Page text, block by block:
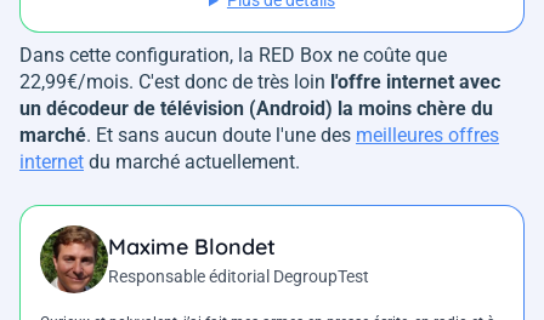
Dans cette configuration, la RED Box ne coûte que
22,99€/mois. C'est donc de très loin l'offre internet avec
un décodeur de télévision (Android) la moins chère du
marché. Et sans aucun doute l'une des meilleures offres
internet du marché actuellement.
Maxime Blondet
Responsable éditorial DegroupTest